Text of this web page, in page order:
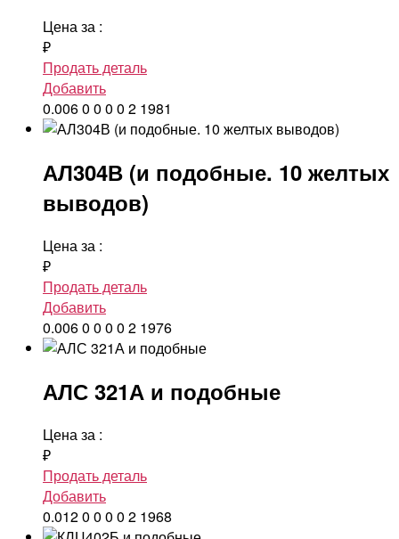
Цена за :
₽
Продать деталь
Добавить
0.0060 0 0 0 2 1981
АЛ304В (и подобные. 10 желтых
выводов)
Цена за :
₽
Продать деталь
Добавить
0.0060 0 0 0 2 1976
АЛС 321А и подобные
Цена за :
₽
Продать деталь
Добавить
0.0120 0 0 0 2 1968